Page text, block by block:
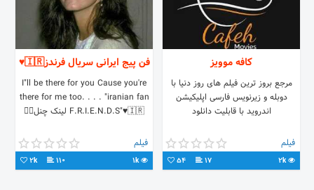
کافه موویز
مرجع بروز ترین فیلم های روز دنیا با
دوبله و زیرنویس فارسی اپلیکیشن
اندروید با قابلیت دانلود
فیلم
2k
17
54
فن پیج ایرانی سریال فرندز🇮🇷♥️
I"ll be there for you Cause you're
there for me too. . . . "iranian fan
F.R.I.E.N.D.S"♥️🇮🇷 لینک چنل👇🏻
فیلم
1k
110
2k